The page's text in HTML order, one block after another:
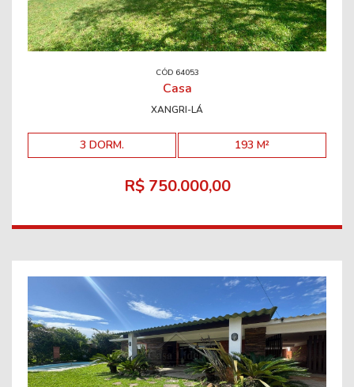
CÓD 64053
Casa
XANGRI-LÁ
3 DORM. 193 M²
R$ 750.000,00